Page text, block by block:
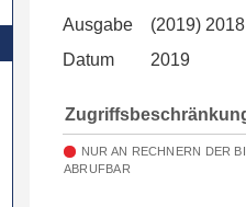
Ausgabe
(2019) 2018
Datum
2019
NUR AN RECHNERN DER
ABRUFBAR